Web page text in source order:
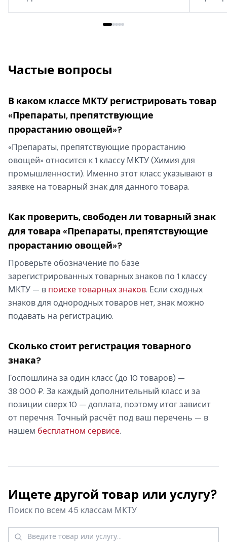
Частые вопросы
В каком классе МКТУ регистрировать товар
«Препараты, препятствующие
прорастанию овощей»?
«Препараты, препятствующие прорастанию
овощей» относится к 1 классу МКТУ (Химия для
промышленности). Именно этот класс указывают в
заявке на товарный знак для данного товара.
Как проверить, свободен ли товарный знак
для товара «Препараты, препятствующие
прорастанию овощей»?
Проверьте обозначение по базе
зарегистрированных товарных знаков по 1 классу
МКТУ — в поиске товарных знаков. Если сходных
знаков для однородных товаров нет, знак можно
подавать на регистрацию.
Сколько стоит регистрация товарного
знака?
Госпошлина за один класс (до 10 товаров) —
38 000 ₽. За каждый дополнительный класс и за
позиции сверх 10 — доплата, поэтому итог зависит
от перечня. Точный расчёт под ваш перечень — в
нашем бесплатном сервисе.
Ищете другой товар или услугу?
Поиск по всем 45 классам МКТУ